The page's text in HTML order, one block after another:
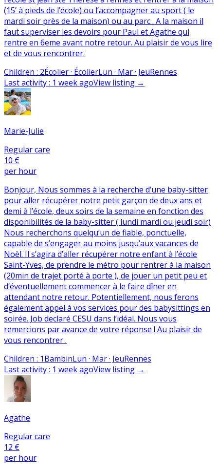
(15’ à pieds de l’école) ou l’accompagner au sport ( le
mardi soir près de la maison) ou au parc . A la maison il
faut superviser les devoirs pour Paul et Agathe qui
rentre en 6eme avant notre retour. Au plaisir de vous lire
et de vous rencontrer.
Children : 2Écolier · ÉcolierLun · Mar · JeuRennes
Last activity: 1 week agoView listing →
Marie-Julie
Regular care
10 €
per hour
Bonjour, Nous sommes à la recherche d’une baby-sitter
pour aller récupérer notre petit garçon de deux ans et
demi à l’école, deux soirs de la semaine en fonction des
disponibilités de la baby-sitter ( lundi mardi ou jeudi soir)
Nous recherchons quelqu’un de fiable, ponctuelle,
capable de s’engager au moins jusqu’aux vacances de
Noël. Il s’agira d’aller récupérer notre enfant à l’école
Saint-Yves, de prendre le métro pour rentrer à la maison
(20min de trajet porté à porte ), de jouer un petit peu et
d’éventuellement commencer à le faire dîner en
attendant notre retour. Potentiellement, nous ferons
également appel à vos services pour des babysittings en
soirée. Job declaré CESU dans l’idéal. Nous vous
remercions par avance de votre réponse ! Au plaisir de
vous rencontrer .
Children : 1BambinLun · Mar · JeuRennes
Last activity: 1 week agoView listing →
Agathe
Regular care
12 €
per hour